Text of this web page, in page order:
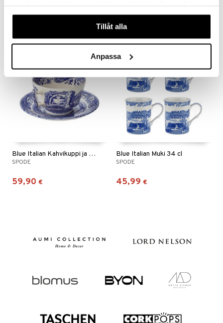
våra cookies vid fortsatt användande av vår webbplats.
Tillåt alla
Anpassa
13 € (20,99€) alk.14 €
Blue Italian Kahvikuppi ja lautanen
SPODE
59,90 €
Blue Italian Muki 34 cl
SPODE
45,99 €